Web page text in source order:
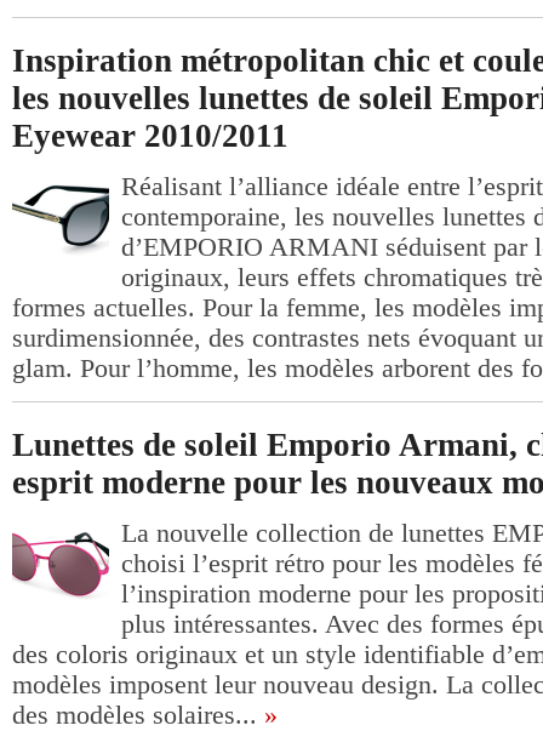
Inspiration métropolitan chic et
les nouvelles lunettes de soleil
Eyewear 2010/2011
Réalisant l’alliance idéale entre
contemporaine, les nouvelles lunettes
d’EMPORIO ARMANI séduisent par
originaux, leurs effets chromatiques
formes actuelles. Pour la femme, les modèles
surdimensionnée, des contrastes nets évoquant
glam. Pour l’homme, les modèles arborent des
Lunettes de soleil Emporio Armani,
esprit moderne pour les nouveaux
La nouvelle collection de lunettes
choisi l’esprit rétro pour les modèles
l’inspiration moderne pour les
plus intéressantes. Avec des formes
des coloris originaux et un style identifiable
modèles imposent leur nouveau design. La
des modèles solaires... »